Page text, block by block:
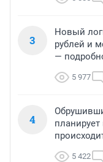
3
Новый
рублей и
—
5 977
4
5 422